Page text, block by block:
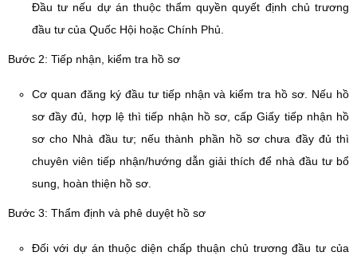
Đầu tư nếu dự án thuộc thẩm quyền quyết định chủ trương
đầu tư của Quốc Hội hoặc Chính Phủ.
Bước 2: Tiếp nhận, kiểm tra hồ sơ
Cơ quan đăng ký đầu tư tiếp nhận và kiểm tra hồ sơ. Nếu hồ
sơ đầy đủ, hợp lệ thì tiếp nhận hồ sơ, cấp Giấy tiếp nhận hồ
sơ cho Nhà đầu tư; nếu thành phần hồ sơ chưa đầy đủ thì
chuyên viên tiếp nhận/hướng dẫn giải thích để nhà đầu tư bổ
sung, hoàn thiện hồ sơ.
Bước 3: Thẩm định và phê duyệt hồ sơ
Đối với dự án thuộc diện chấp thuận chủ trương đầu tư của